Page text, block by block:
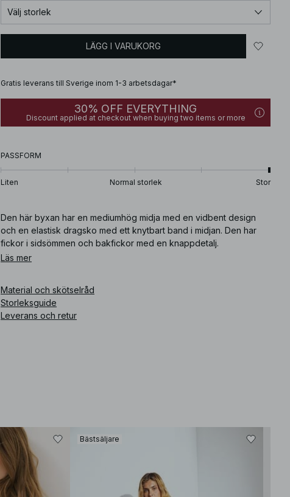
Välj storlek
LÄGG I VARUKORG
Gratis leverans till Sverige inom 1-3 arbetsdagar*
30% OFF EVERYTHING
Discount applied at checkout when buying two items or more
PASSFORM
Liten Normal storlek Stor
Den här byxan har en mediumhög midja med en vidbent design
och en elastisk dragsko med ett knytbart band i midjan. Den har
fickor i sidsömmen och bakfickor med en knappdetalj.
Läs mer
Material och skötselråd
Storleksguide
Leverans och retur
Bästsäljare